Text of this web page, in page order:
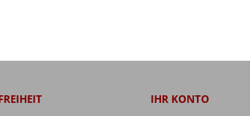
IHR KONTO